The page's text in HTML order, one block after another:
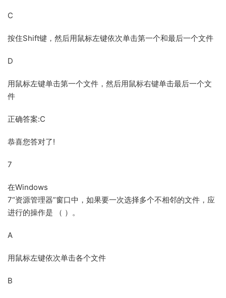
C
按住Shift键，然后用鼠标左键依次单击第一个和最后一个文件
D
用鼠标左键单击第一个文件，然后用鼠标右键单击最后一个文
件
正确答案:C
恭喜您答对了!
7
在Windows
7“资源管理器”窗口中，如果要一次选择多个不相邻的文件，应
进行的操作是 （ ）。
A
用鼠标左键依次单击各个文件
B